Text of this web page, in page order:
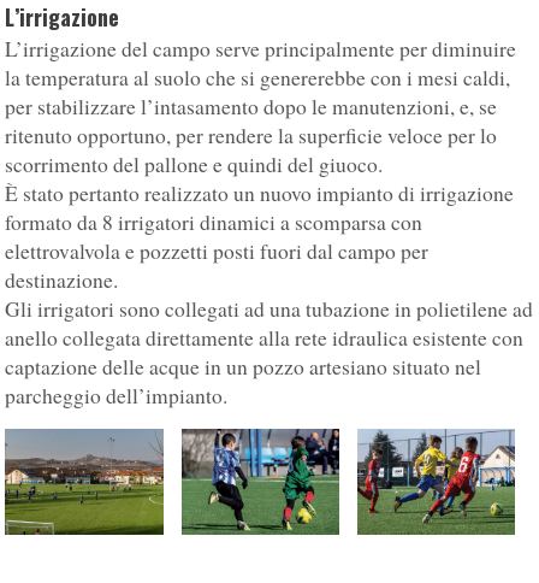
L’irrigazione
L’irrigazione del campo serve principalmente per diminuire
la temperatura al suolo che si genererebbe con i mesi caldi,
per stabilizzare l’intasamento dopo le manutenzioni, e, se
ritenuto opportuno, per rendere la superficie veloce per lo
scorrimento del pallone e quindi del giuoco.
È stato pertanto realizzato un nuovo impianto di irrigazione
formato da 8 irrigatori dinamici a scomparsa con
elettrovalvola e pozzetti posti fuori dal campo per
destinazione.
Gli irrigatori sono collegati ad una tubazione in polietilene ad
anello collegata direttamente alla rete idraulica esistente con
captazione delle acque in un pozzo artesiano situato nel
parcheggio dell’impianto.